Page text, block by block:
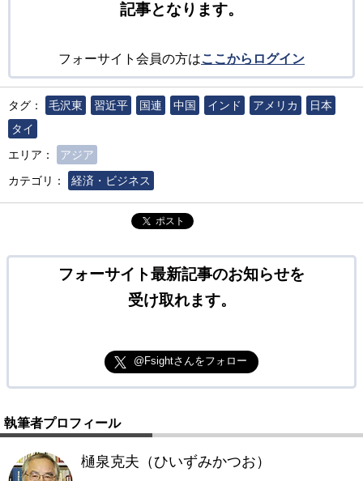
記事となります。
フォーサイト会員の方はここからログイン
タグ： 毛沢東 習近平 国連 中国 インド アメリカ
日本
タイ
エリア：
アジア
カテゴリ：
経済・ビジネス
ポスト
フォーサイト最新記事のお知らせを
受け取れます。
@Fsightさんをフォロー
執筆者プロフィール
樋泉克夫（ひいずみかつお）